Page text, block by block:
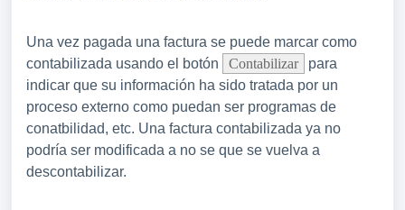
Una vez pagada una factura se puede marcar como
contabilizada usando el botón
Contabilizar
para
indicar que su información ha sido tratada por un
proceso externo como puedan ser programas de
conatbilidad, etc. Una factura contabilizada ya no
podría ser modificada a no se que se vuelva a
descontabilizar.